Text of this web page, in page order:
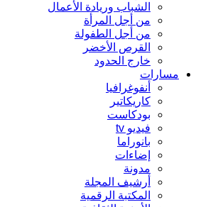
الشباب وريادة الأعمال
من أجل المرأة
من أجل الطفولة
القرص الأخضر
خارج الحدود
مسارات
أنفوغرافيا
كاريكاتير
بودكاست
فيديو tv
بانوراما
إضاءات
مدونة
أرشيف المجلة
المكتبة الرقمية